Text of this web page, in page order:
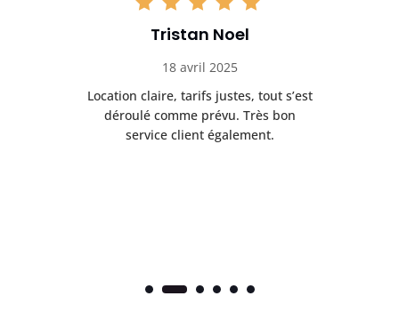
Tristan Noel
18 avril 2025
Location claire, tarifs justes, tout s’est
déroulé comme prévu. Très bon
service client également.